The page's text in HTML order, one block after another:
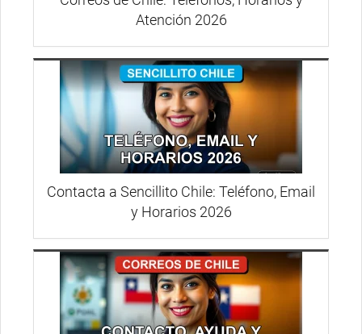
Atención 2026
Contacta a Sencillito Chile: Teléfono, Email
y Horarios 2026